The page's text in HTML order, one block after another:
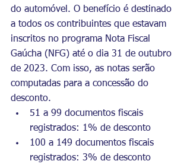
do automóvel. O benefício é destinado
a todos os contribuintes que estavam
inscritos no programa Nota Fiscal
Gaúcha (NFG) até o dia 31 de outubro
de 2023. Com isso, as notas serão
computadas para a concessão do
desconto.
51 a 99 documentos fiscais
registrados: 1% de desconto
100 a 149 documentos fiscais
registrados: 3% de desconto